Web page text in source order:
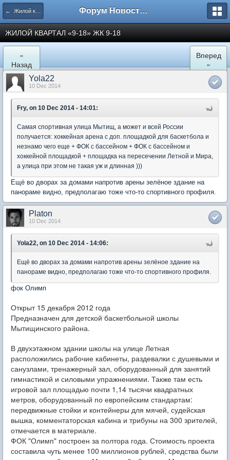
← Жилой квартал "9-18" в Мытищах Форум Новостройки
ЖИЛОЙ КВАРТАЛ «9-18» ЖК 9-18
«
Назад
Вперед
»
Yola22
10 Dec 2014
Fry, on 10 Dec 2014 - 14:01:
Самая спортивная улица Мытищ, а может и всей России
получается: хоккейная арена с доп. площадкой для баскетбола и
незнамо чего еще + ФОК с бассейном + ФОК с бассейном и
хоккейной площадкой + площадка на пересечении Летной и Мира,
а улица при этом не такая уж и длинная )))
Ещё во дворах за домами напротив арены зелёное здание на
панораме видно, предполагаю тоже что-то спортивного профиля.
Platon
10 Dec 2014
Yola22, on 10 Dec 2014 - 14:06:
Ещё во дворах за домами напротив арены зелёное здание на
панораме видно, предполагаю тоже что-то спортивного профиля.
фок Олимп
Открыт 15 декабря 2012 года
Предназначен для детской баскетбольной школы
Мытищинского района.
В двухэтажном здании школы на улице Летная
расположились рабочие кабинеты, раздевалки с душевыми и
санузлами, тренажерный зал, оборудованный для занятий
гимнастикой и силовыми упражнениями. Также там есть
игровой зал площадью почти 1,14 тысячи квадратных
метров, оборудованный по европейским стандартам:
передвижные стойки и контейнеры для мячей, судейская
вышка, комментаторская кабина и трибуны на 300 зрителей,
отмечается в материале.
ФОК "Олимп" построен за полтора года. Стоимость проекта
составила чуть менее 100 миллионов рублей, средства были